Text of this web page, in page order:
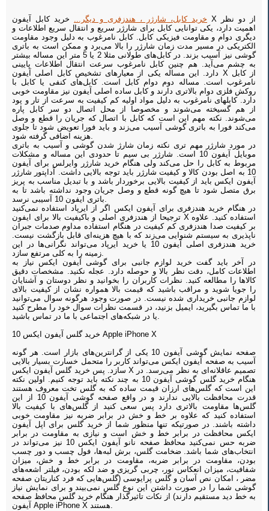
خرید کابل، شارژر ، هندزفری و دیگر... خرید کابل آیفون X از دو نظر
اهمیت دارد، یکی توانایی کابل برای شارژر سریع و انتقال سریع اطلاعات و
دیگری دوام و مقاومت فیزیکی کابل. کابل نامرغوب به دلیل وجود مقاومت
الکتریکی در مسیر مدت زمان شارژر را بالا می‌برد و ممکن است به باتری
گوشی نیز آسیب بزند. در کابل‌های طولانی مثلا 2 یا 5 متر این مساله بیشتر
به چشم می‌آید. هم چنین کابل نامرغوب سرعت انتقال اطلاعات پایینی
دارد. این مساله یکی از معیارهای تشخیص کابل اصلی آیفون X از کابل
نامرغوب است. مساله دوم دوام کابل است. کابل‌های کنفی یا کابل با
روکش فلزی دوام بالاتری دارند و کابل ساده اصلی آیفون نیز مقاومت خوبی
دارد. کابلهای نامرغوب به دلیل مواد اولیه کم کیفیت به سرعت از تار و پود
از هم گسیخته می‌شوند و مخصوصا از محل اتصال دو سر کابل پاره
می‌شوند. نکته مهم این است که کابل با اتصال که جریان را قطع و وصل
می‌کند فورا به باتری گوشی آسیب می‌زند و باید فورا تعویض شود تا جلوی
هزینه اضافی گرفته شود.
در مورد شارژر مهم تری نکته زمان شارژ شدن گوشی و آسیب به باتری
موبایل آیفون 10 است. شارژر بی سیم تا حدودی این مساله و مشکلات
مربوط به کابل را حل می‌کند ولی هنگام خرید شارژر وایرلس برای آیفون
10 به اصل بودن کالا و کیفیت شارژر باید توجه بالایی داشت. آداپتور شارژر
آیفون ایکس باید از کیفیت بالایی برخوردار باشد و با تبدیل مناسب به پریز
برق متصل شود تا هیچ گونه قطع و وصل جریان وجود نداشته باشد تا به
باتری ایفون 10 آسیبی نرسد.
در هنگام خرید هندزفری برای آیفون ایکس اگر از ایرپاد استفاده نمی‌کنید
ترجیحا از هندزفری اصلی و باکیفیت بالا برای ایفون X استفاده کنید. علاوه
بر کیفیت صدا هندزفری کم کیفیت در هنگام استفاده مداوم صدمات جبران
نا‌پذیری به سیستم شنوایی می‌زند که با هیچ هزینه‌ای قابل بازگشت نیست.
خرید هندزفری اصلی آیفون 10 یا خرید ایرپاد می‌تواند نگرانی‌ها در این
زمینه را به کلی مرتفع سازد.
در آخر باید گفت خرید لوازم جانبی برای گوشی آیفون ایکس نیاز به
اطلاعات کامل، دقت نظر بالا و حوصله دارد. عجله نکنید. مشخصات دقیق
کالاها را مطالعه کنید. نظرات کاربران را بخوانید و نظر دوستان و آشنایان
را جویا شوید و مراقب باشید که قیمت بالا همواره نشان از کیفیت بالای
لوازم جانبی خریداری شده نیست. در صورت وجود هرگونه سوال می‌توانید
با ما تماس بگیرید، ایمیل بزنید، در قسمت نظرات سوال خود را مطرح کنید
یا در شبکه‌های اجتماعی با ما در تماس باشید.
خرید گلس آیفون ایکس 10 Apple iPhone X
صفحه نمایش گوشی آیفون 10 یکی از گرانترین‌های بازار است. هر گونه
آسیب به صفحه آیفون ایکس می‌تواند کاربر را متحمل خسارت بسیار بالایی
سازد. پس خرید گلس آیفون ایکس X تصمیم عاقلانه‌ای به نظر می‌رسد. در
هنگام خرید گلس گوشی آیفون 10 به چند نکته باید توجه کنیم. اولین نکته
این است که گلس‌های ارزان قیمت ساده که به گلس تخت معروف هستند
قدرت محافظت بالایی ندارند و در واقع صفحه گوشی آیفون 10 از این
گلس‌ها مقاومت بالاتری دارد پس سعی کنید از گلس‌های با کیفیت بالا
استفاده کنید که علاوه بر خط و خش در برابر ضربه نیز مقاومت خوبی
داشته باشند. در صورتیکه تنها منظور شما از خرید گلس برای اپل آیفون
ایکس محافظت در برابر خط و خش است و نیازی به مقاومت در برابر
ضربه حس نمی‌کنید محافظ صفحه نانو آیفون ایکس 10 نیز می‌تواند در
انتخاب‌های شما باشد. ضخامت گلس، برش لبه‌ها، فول چسب و دور چسب
بودن، مقاومت در برابر ضربه، مقاومت در برابر خط و خش، میزان
شفافیت، میزان انعکاس نور، چربی گریزی و ضد لکه بودن، فیلتر اشعه‌های
مضر ، امکان نص آسان و گلس پرایوسی (گلس‌هایی که فرد کناریتان صفحه
گوشی شما را در صورت داشتن این نوع گلس نمی‌بیند و برای نمایش نیاز
به خط دید مستقیم دارند) از نکات تاثیرگذار هنگام خرید گلس محافظ صفحه
آیفون Apple iPhone X هستند.